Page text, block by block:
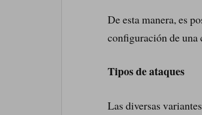
De esta manera, es
configuración de una
Tipos de ataques
Las diversas